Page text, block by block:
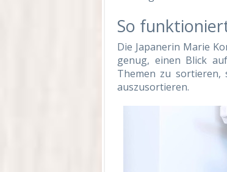
So
Die Japanerin Marie
genug, einen Blick
Themen zu
auszusortieren.